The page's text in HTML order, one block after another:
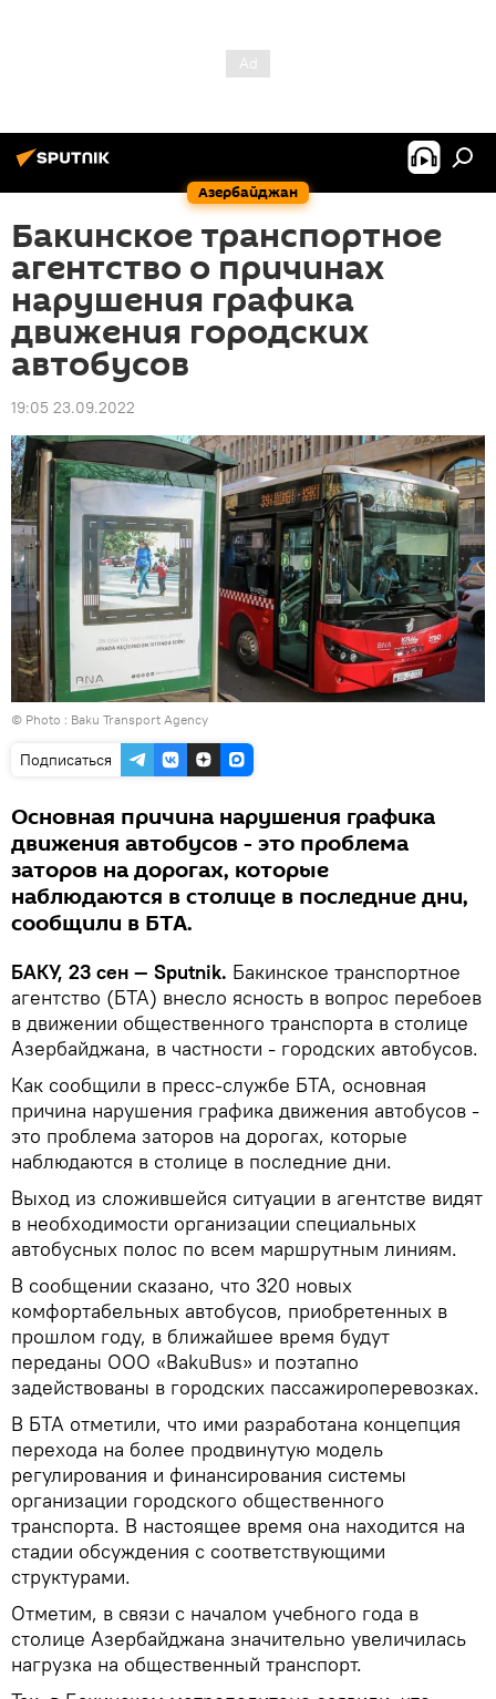
Азербайджан
Бакинское транспортное
агентство о причинах
нарушения графика
движения городских
автобусов
19:05 23.09.2022
© Photo : Baku Transport Agency
Подписаться
Основная причина нарушения графика
движения автобусов - это проблема
заторов на дорогах, которые
наблюдаются в столице в последние дни,
сообщили в БТА.
БАКУ, 23 сен — Sputnik. Бакинское транспортное
агентство (БТА) внесло ясность в вопрос перебоев
в движении общественного транспорта в столице
Азербайджана, в частности - городских автобусов.
Как сообщили в пресс-службе БТА, основная
причина нарушения графика движения автобусов -
это проблема заторов на дорогах, которые
наблюдаются в столице в последние дни.
Выход из сложившейся ситуации в агентстве видят
в необходимости организации специальных
автобусных полос по всем маршрутным линиям.
В сообщении сказано, что 320 новых
комфортабельных автобусов, приобретенных в
прошлом году, в ближайшее время будут
переданы ООО «BakuBus» и поэтапно
задействованы в городских пассажироперевозках.
В БТА отметили, что ими разработана концепция
перехода на более продвинутую модель
регулирования и финансирования системы
организации городского общественного
транспорта. В настоящее время она находится на
стадии обсуждения с соответствующими
структурами.
Отметим, в связи с началом учебного года в
столице Азербайджана значительно увеличилась
нагрузка на общественный транспорт.